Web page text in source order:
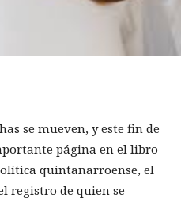
se mueven, y este fin de
página en el libro
quintanarroense, el
registro de quien se